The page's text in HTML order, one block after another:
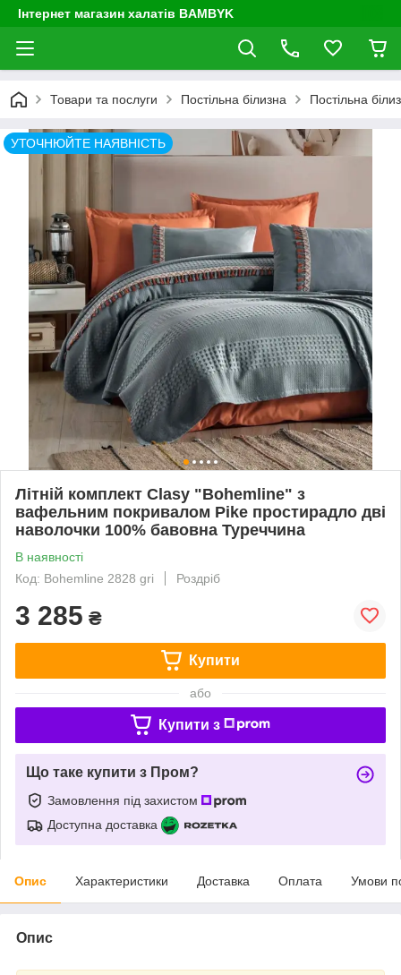
Інтернет магазин халатів BAMBYK
Товари та послуги Постільна білизна Постільна
УТОЧНЮЙТЕ НАЯВНІСТЬ
Літній комплект Clasy "Bohemline" з
вафельним покривалом Pike простирадло дві
наволочки 100% бавовна Туреччина
В наявності
Код: Bohemline 2828 gri
Роздріб
3 285 ₴
Купити
або
Купити з
Що таке купити з Пром?
Замовлення під захистом
Доступна доставка
Опис Характеристики Доставка Оплата Умови
Опис